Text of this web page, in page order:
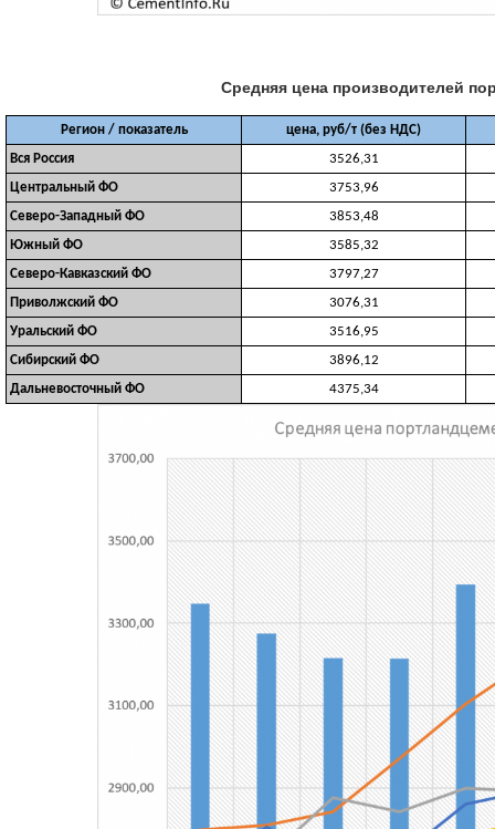
Средняя цена производителей
Регион / показатель
цена, руб/т (без НДС)
Вся Россия
3526,31
Центральный ФО
3753,96
Северо-Западный ФО
3853,48
Южный ФО
3585,32
Северо-Кавказский ФО
3797,27
Приволжский ФО
3076,31
Уральский ФО
3516,95
Сибирский ФО
3896,12
Дальневосточный ФО
4375,34